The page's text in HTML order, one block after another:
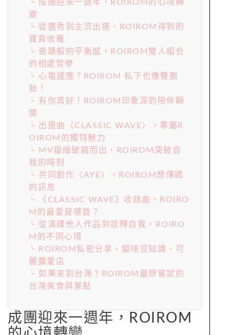
└ 成團迎來一週年，ROIROM的心境轉
變
└ 從選秀到主流出道，ROIROM得到的
寶貴收穫
└ 奇蹟般的平衡感，ROIROM雙人組合
的相處哲學
└ 心電感應？ROIROM 私下也像雙胞
胎！
└ 有你真好！ROIROM印象深的陪伴瞬
間
└ 出道曲〈CLASSIC WAVE〉，專屬R
OIROM的獨特魅力
└ MV描繪破繭而出，ROIROM突破自
我的時刻
└ 共同創作〈AYE〉，ROIROM想傳遞
的訊息
└ 《CLASSIC WAVE》收錄曲，ROIRO
M的最愛是哪首？
└ 從演繹他人作品到詮釋自我，ROIRO
M的不同心境
└ ROIROM私密分享，貓咪豆知識、可
麗露愛店
└ 如果來到台灣？ROIROM最想嘗試的
台灣美食與景點
成團迎來一週年，ROIROM